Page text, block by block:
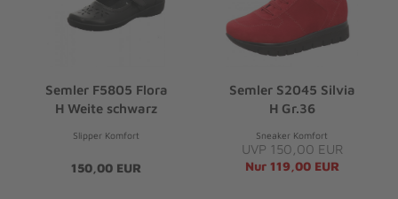
Semler F5805 Flora
H Weite schwarz
Slipper Komfort
150,00 EUR
Semler S2045 Silvia
H Gr.36
Sneaker Komfort
UVP 150,00 EUR
Nur 119,00 EUR